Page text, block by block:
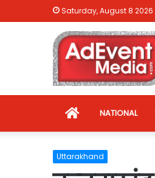
Saturday, August 8 2026
HOMENATIONAL
Uttarakhand